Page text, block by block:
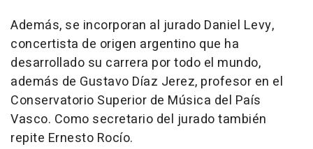
Además, se incorporan al jurado Daniel Levy,
concertista de origen argentino que ha
desarrollado su carrera por todo el mundo,
además de Gustavo Díaz Jerez, profesor en el
Conservatorio Superior de Música del País
Vasco. Como secretario del jurado también
repite Ernesto Rocío.